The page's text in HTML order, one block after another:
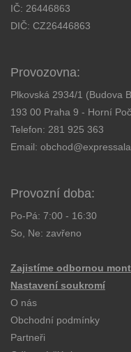
IČ: 26446863
DIČ: CZ26446863
Provozovna:
Plkovská 2934/1 (Budova
193 00 Praha 9 - Horní
Telefon: 281 925 363
Email:
Provozní doba:
Po-Pá: 7:00 - 16:30
So, Ne: zavřeno
Zajistíme odbornou
Nastavení soukromí
O nás
Obchodní podmínky
Partneři